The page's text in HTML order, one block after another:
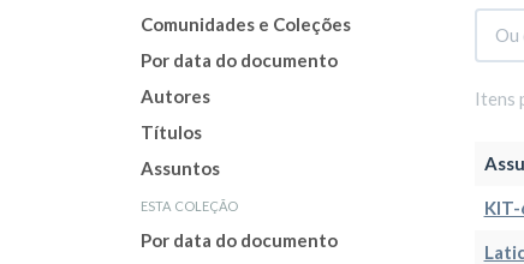
Comunidades e Coleções
Por data do documento
Autores
Títulos
Assuntos
esta coleção
Por data do documento
Itens
KIT-